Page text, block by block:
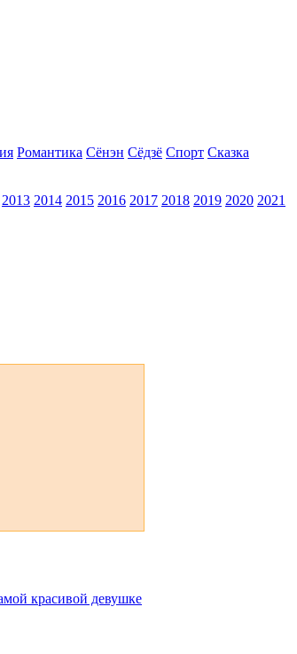
Романтика Сёнэн Сёдзё Спорт Сказка
2013 2014 2015 2016 2017 2018 2019 2020 2021
красивой девушке